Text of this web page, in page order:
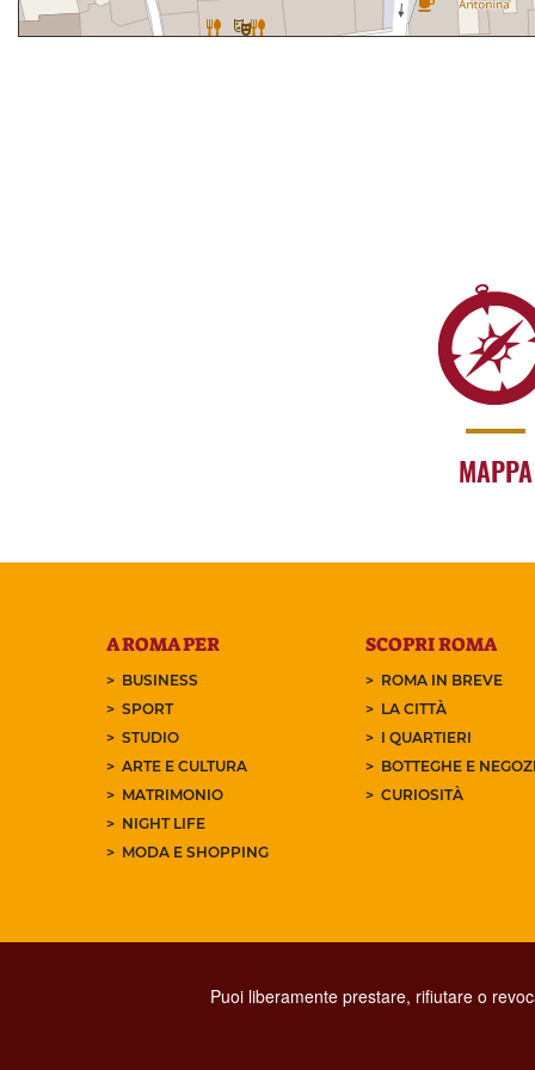
MAPPA
A ROMA PER
BUSINESS
SPORT
STUDIO
ARTE E CULTURA
MATRIMONIO
NIGHT LIFE
MODA E SHOPPING
SCOPRI ROMA
ROMA IN BREVE
LA CITTÀ
I QUARTIERI
BOTTEGHE E
CURIOSITÀ
Puoi liberamente prestare, rifiutare o